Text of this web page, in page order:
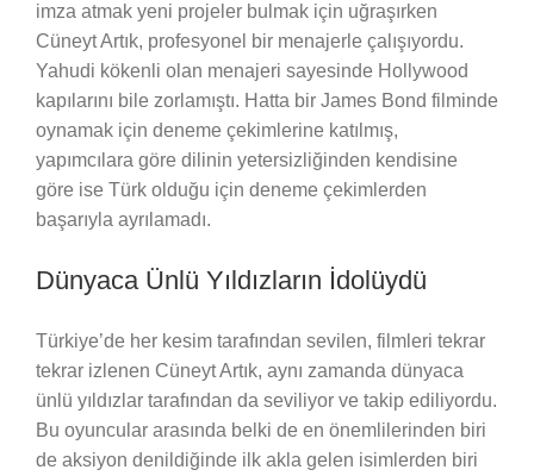
imza atmak yeni projeler bulmak için uğraşırken
Cüneyt Artık, profesyonel bir menajerle çalışıyordu.
Yahudi kökenli olan menajeri sayesinde Hollywood
kapılarını bile zorlamıştı. Hatta bir James Bond filminde
oynamak için deneme çekimlerine katılmış,
yapımcılara göre dilinin yetersizliğinden kendisine
göre ise Türk olduğu için deneme çekimlerden
başarıyla ayrılamadı.
Dünyaca Ünlü Yıldızların İdolüydü
Türkiye’de her kesim tarafından sevilen, filmleri tekrar
tekrar izlenen Cüneyt Artık, aynı zamanda dünyaca
ünlü yıldızlar tarafından da seviliyor ve takip ediliyordu.
Bu oyuncular arasında belki de en önemlilerinden biri
de aksiyon denildiğinde ilk akla gelen isimlerden biri